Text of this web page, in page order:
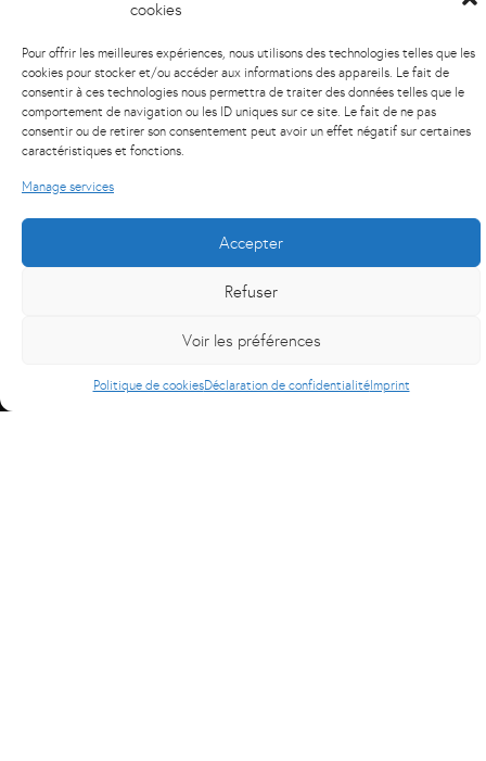
cookies
Pour offrir les meilleures expériences, nous utilisons des technologies telles que les
cookies pour stocker et/ou accéder aux informations des appareils. Le fait de
consentir à ces technologies nous permettra de traiter des données telles que le
comportement de navigation ou les ID uniques sur ce site. Le fait de ne pas
consentir ou de retirer son consentement peut avoir un effet négatif sur certaines
caractéristiques et fonctions.
Manage services
Accepter
Refuser
Voir les préférences
Politique de cookiesDéclaration de confidentialitéImprint